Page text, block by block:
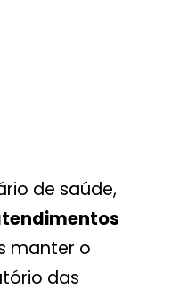
de saúde,
manter o
das